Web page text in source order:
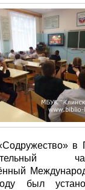
в
был